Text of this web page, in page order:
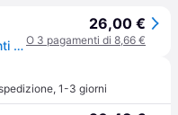
ALCON DAILIES TOTAL 1 30 lenti Lenti giornaliere
26,00 €
O 3 pagamenti di 8,66 €
, 1-3 giorni